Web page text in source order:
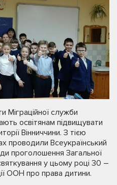
Міграційної служби
освітянам підвищувати
Вінниччини. З тією
проводили Всеукраїнський
проголошення Загальної
у цьому році 30 –
ООН про права дитини.